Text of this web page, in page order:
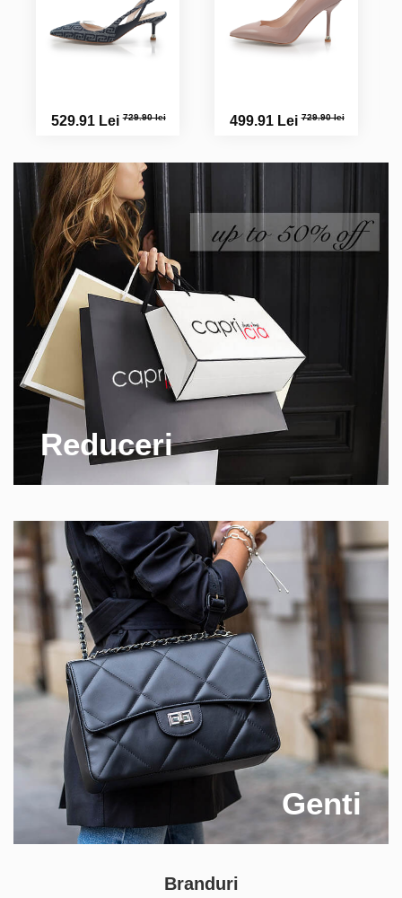
529.91 Lei729.90 lei 499.91 Lei729.90 lei
Reduceri
Genti
Branduri